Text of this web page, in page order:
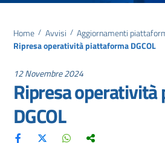
Home / Avvisi / Aggiornamenti
Ripresa operatività piattaforma DGCOL
12 Novembre 2024
Ripresa
DGCOL